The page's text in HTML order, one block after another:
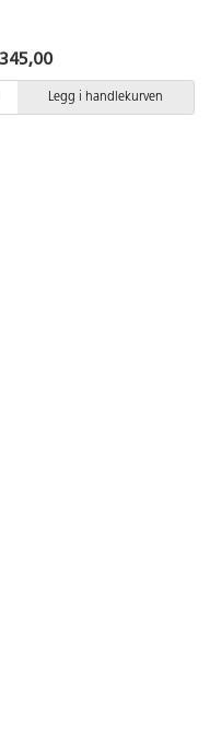
i 5 minutter med
blir malingen vaskekte
kan vaskes på 40°C.
Legg i handlekurven